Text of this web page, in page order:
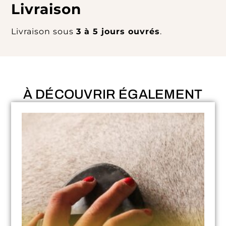
Livraison
Livraison sous3 à 5 jours ouvrés.
À DÉCOUVRIR ÉGALEMENT